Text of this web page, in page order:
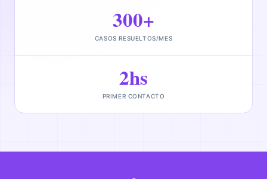
300+
CASOS RESUELTOS/MES
2hs
PRIMER CONTACTO